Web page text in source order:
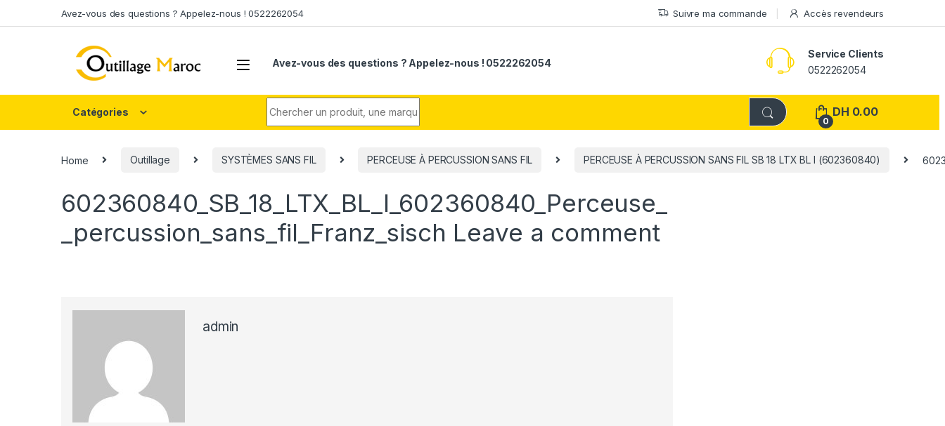
Avez-vous des questions ? Appelez-nous ! 0522262054 Suivre ma commande Accès revendeurs
Avez-vous des questions ? Appelez-nous ! 0522262054
Service Clients
0522262054
Catégories
0
DH 0.00
Home Outillage SYSTÈMES SANS FIL PERCEUSE À PERCUSSION SANS FIL PERCEUSE À PERCUSSION SANS FIL SB 18 LTX BL I (602360840)
602360840_SB_18_LTX_BL_I_602360840_Perceuse_
_percussion_sans_fil_Franz_sisch Leave a comment
admin